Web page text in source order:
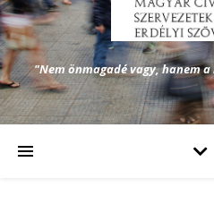
"Nem önmagadé vagy, hanem a